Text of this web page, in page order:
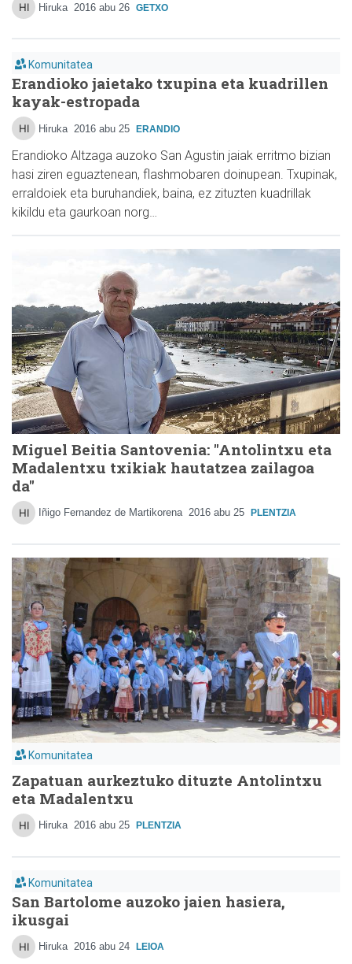
Hiruka 2016 abu 26 GETXO
Komunitatea
Erandioko jaietako txupina eta kuadrillen
kayak-estropada
Hiruka 2016 abu 25 ERANDIO
Erandioko Altzaga auzoko San Agustin jaiak erritmo bizian
hasi ziren eguaztenean, flashmobaren doinupean. Txupinak,
erraldoiek eta buruhandiek, baina, ez zituzten kuadrillak
kikildu eta gaurkoan norg…
Miguel Beitia Santovenia: "Antolintxu eta
Madalentxu txikiak hautatzea zailagoa
da"
Iñigo Fernandez de Martikorena 2016 abu 25 PLENTZIA
Komunitatea
Zapatuan aurkeztuko dituzte Antolintxu
eta Madalentxu
Hiruka 2016 abu 25 PLENTZIA
Komunitatea
San Bartolome auzoko jaien hasiera,
ikusgai
Hiruka 2016 abu 24 LEIOA